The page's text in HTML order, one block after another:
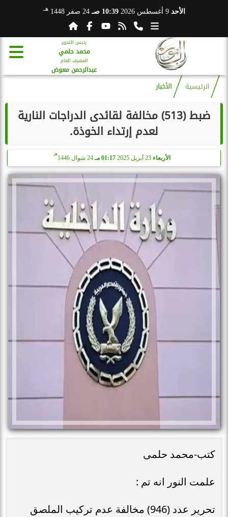
الأحد 9 أغسطس 2026 10:39 صـ 24 صفر 1448 هـ
رئيس التحرير
محمد حلمي
المشرف العام
عبدالرحمن معوض
الرئيسية الأخبار
ضبط (513) مخالفة لقائدى الدراجات النارية
لعدم إرتداء الخوذة.
الأربعاء 01:17 مـ 24 شوال 1446
هـ
كتب-محمد حلمى
علمت النور انه تم :
تحرير عدد (946) مخالفة عدم تركيب الملصق